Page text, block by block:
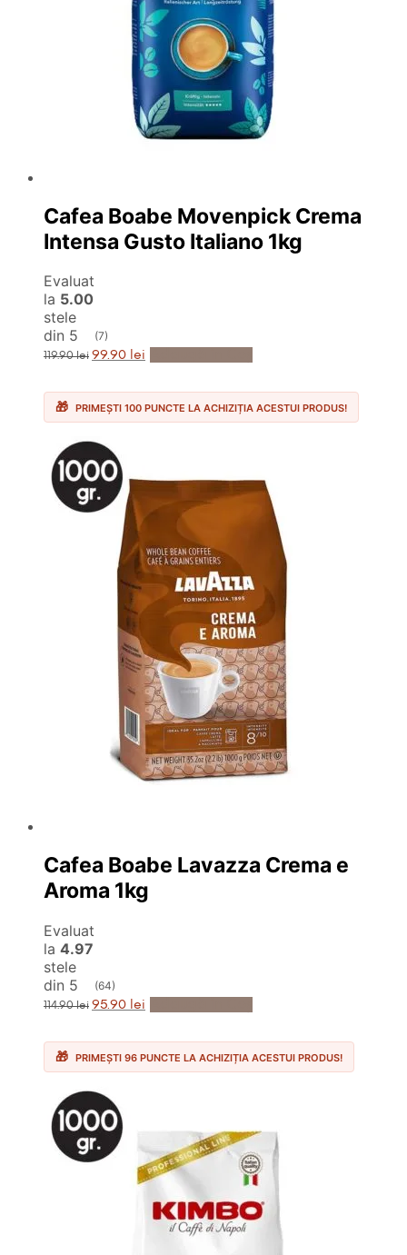
Cafea Boabe Movenpick Crema
Intensa Gusto Italiano 1kg
Evaluat
la 5.00
stele
din 5
(7)
119.90lei Prețul
inițial
fost:
119.90 lei.
99.90 lei Prețul
curent
99.90 lei.
PRIMEȘTI 100 PUNCTE LA ACHIZIȚIA ACESTUI PRODUS!
Cafea Boabe Lavazza Crema e
Aroma 1kg
Evaluat
la 4.97
stele
din 5
(64)
114.90lei Prețul
inițial
fost:
114.90 lei.
95.90 lei Prețul
curent
95.90 lei.
PRIMEȘTI 96 PUNCTE LA ACHIZIȚIA ACESTUI PRODUS!